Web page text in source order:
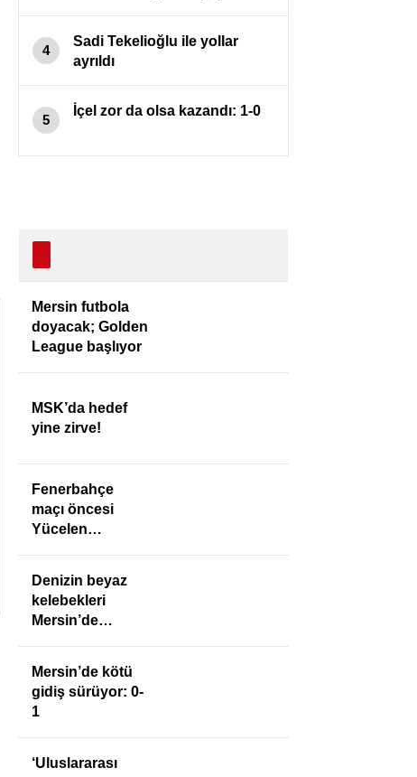
4
Sadi Tekelioğlu ile yollar
ayrıldı
5
İçel zor da olsa kazandı: 1-0
Mersin futbola
doyacak; Golden
League başlıyor
MSK’da hedef
yine zirve!
Fenerbahçe
maçı öncesi
Yücelen
Denizin beyaz
kelebekleri
Mersin’de
Mersin’de kötü
gidiş sürüyor: 0-
1
‘Uluslararası